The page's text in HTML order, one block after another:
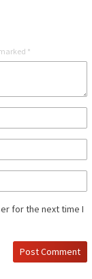
*
for the next time I